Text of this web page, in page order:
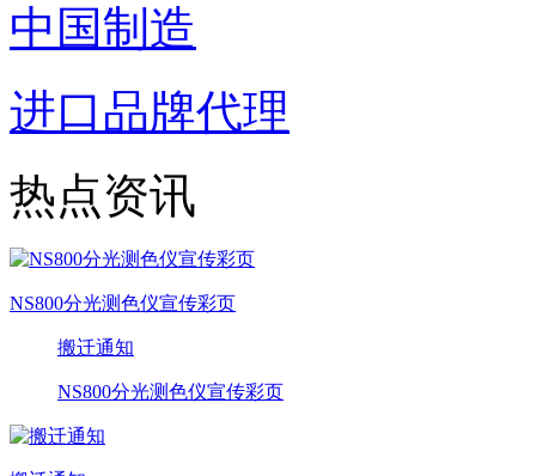
中国制造
进口品牌代理
热点资讯
NS800分光测色仪宣传彩页
搬迁通知
NS800分光测色仪宣传彩页